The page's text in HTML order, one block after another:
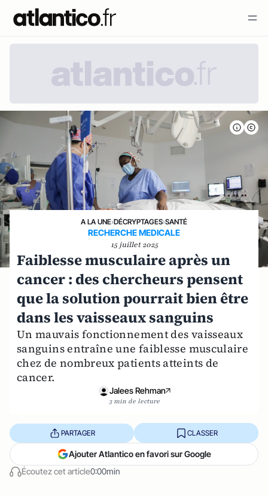
A LA UNE›DÉCRYPTAGES›SANTÉ
RECHERCHE MEDICALE
15 juillet 2025
Faiblesse musculaire après un
cancer : des chercheurs pensent
que la solution pourrait bien être
dans les vaisseaux sanguins
Un mauvais fonctionnement des vaisseaux
sanguins entraîne une faiblesse musculaire
chez de nombreux patients atteints de
cancer.
Jalees Rehman
3 min de lecture
Écoutez cet article0:00min
PARTAGER CLASSER
Ajouter Atlantico en favori sur Google